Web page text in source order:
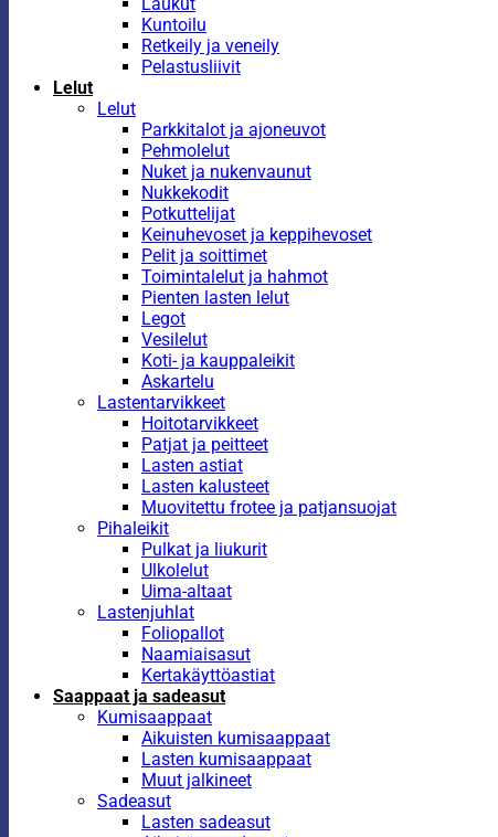
Kuntoilu
Retkeily ja veneily
Pelastusliivit
Lelut
Lelut
Parkkitalot ja ajoneuvot
Pehmolelut
Nuket ja nukenvaunut
Nukkekodit
Potkuttelijat
Keinuhevoset ja keppihevoset
Pelit ja soittimet
Toimintalelut ja hahmot
Pienten lasten lelut
Legot
Vesilelut
Koti- ja kauppaleikit
Askartelu
Lastentarvikkeet
Hoitotarvikkeet
Patjat ja peitteet
Lasten astiat
Lasten kalusteet
Muovitettu frotee ja patjansuojat
Pihaleikit
Pulkat ja liukurit
Ulkolelut
Uima-altaat
Lastenjuhlat
Foliopallot
Naamiaisasut
Kertakäyttöastiat
Saappaat ja sadeasut
Kumisaappaat
Aikuisten kumisaappaat
Lasten kumisaappaat
Muut jalkineet
Sadeasut
Lasten sadeasut